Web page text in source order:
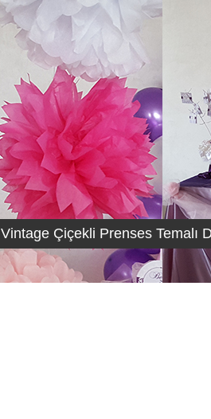
Vintage Çiçekli Prenses Temalı